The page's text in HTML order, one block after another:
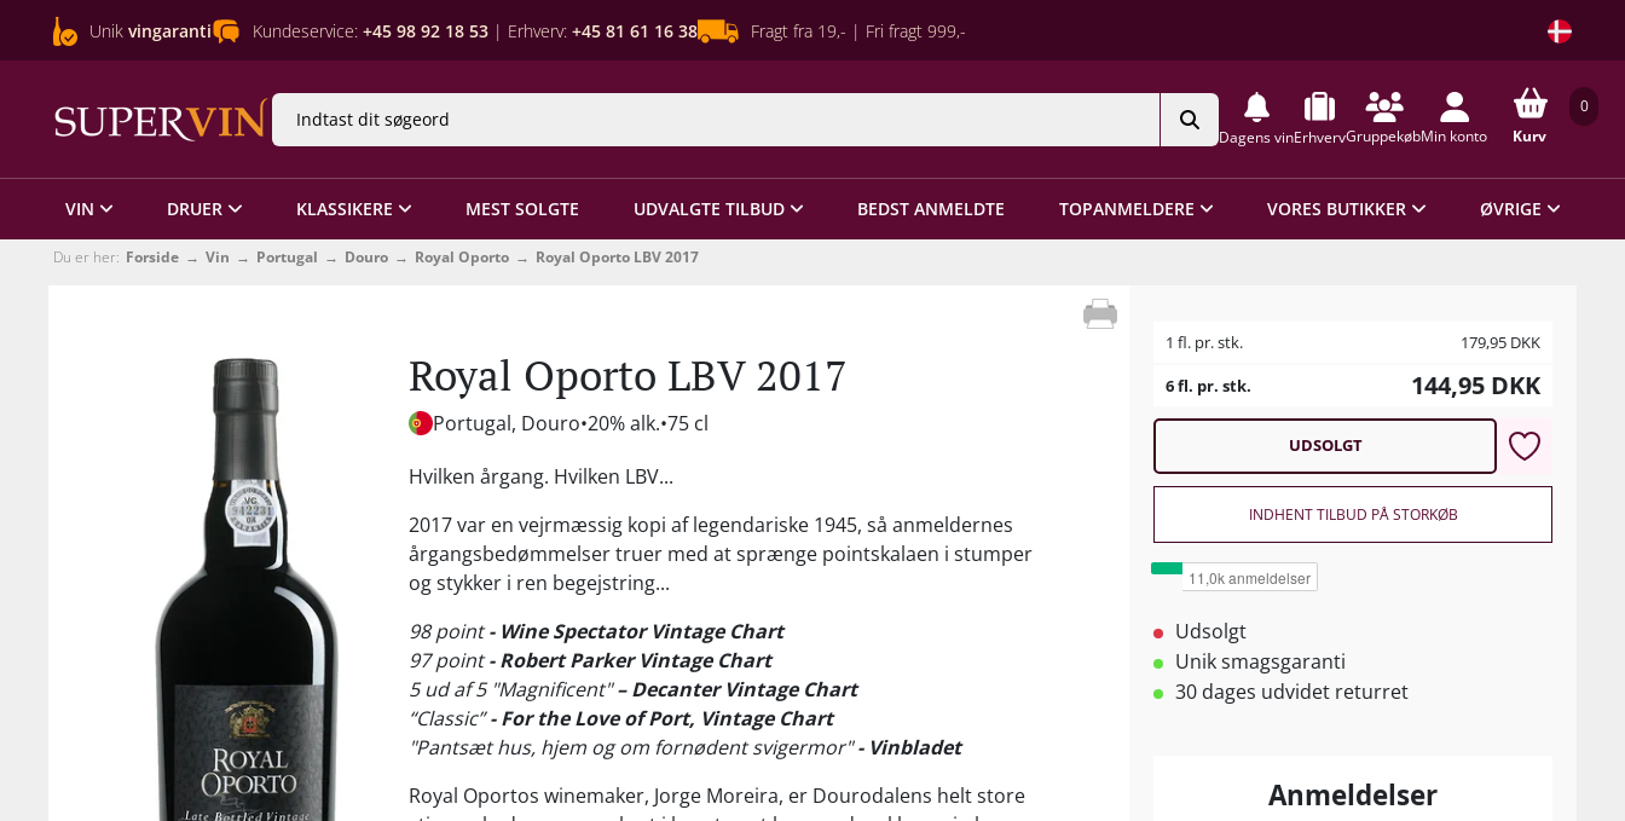
Unik vingaranti Kundeservice: +45 98 92 18 53 | Erhverv: +45 81 61 16 38 Fragt fra 19,- | Fri fragt 999,-
Dagens vinErhvervGruppekøbMin konto
0
Kurv
VIN DRUER KLASSIKERE MEST SOLGTE UDVALGTE TILBUD BEDST ANMELDTE TOPANMELDERE VORES BUTIKKER ØVRIGE
Du er her: Forside Vin Portugal Douro Royal Oporto Royal Oporto LBV 2017
Royal Oporto LBV 2017
Portugal, Douro 20% alk. 75 cl
Hvilken årgang. Hvilken LBV...
2017 var en vejrmæssig kopi af legendariske 1945, så anmeldernes
årgangsbedømmelser truer med at sprænge pointskalaen i stumper
og stykker i ren begejstring...
98 point- Wine Spectator Vintage Chart
97 point- Robert Parker Vintage Chart
5 ud af 5 "Magnificent"– Decanter Vintage Chart
“Classic”- For the Love of Port, Vintage Chart
"Pantsæt hus, hjem og om fornødent svigermor"- Vinbladet
Royal Oportos winemaker, Jorge Moreira, er Dourodalens helt store
1 fl. pr. stk. 179,95 DKK
6 fl. pr. stk.
144,95 DKK
UDSOLGT
INDHENT TILBUD PÅ STORKØB
Udsolgt
Unik smagsgaranti
30 dages udvidet returret
Anmeldelser